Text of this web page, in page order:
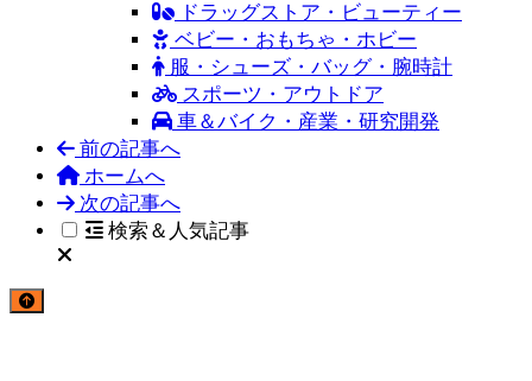
ドラッグストア・ビューティー
ベビー・おもちゃ・ホビー
服・シューズ・バッグ・腕時計
スポーツ・アウトドア
車＆バイク・産業・研究開発
前の記事へ
ホームへ
次の記事へ
検索＆人気記事